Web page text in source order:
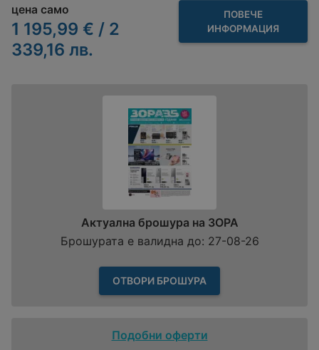
цена само
1 195,99 € / 2
339,16 лв.
ПОВЕЧЕ
ИНФОРМАЦИЯ
Актуална брошура на ЗОРА
Брошурата е валидна до: 27-08-26
ОТВОРИ БРОШУРА
Подобни оферти